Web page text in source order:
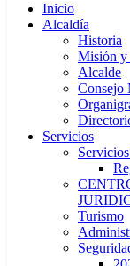
Inicio
Alcaldía
Historia
Misión y
Alcalde
Consejo
Servicios
Turismo